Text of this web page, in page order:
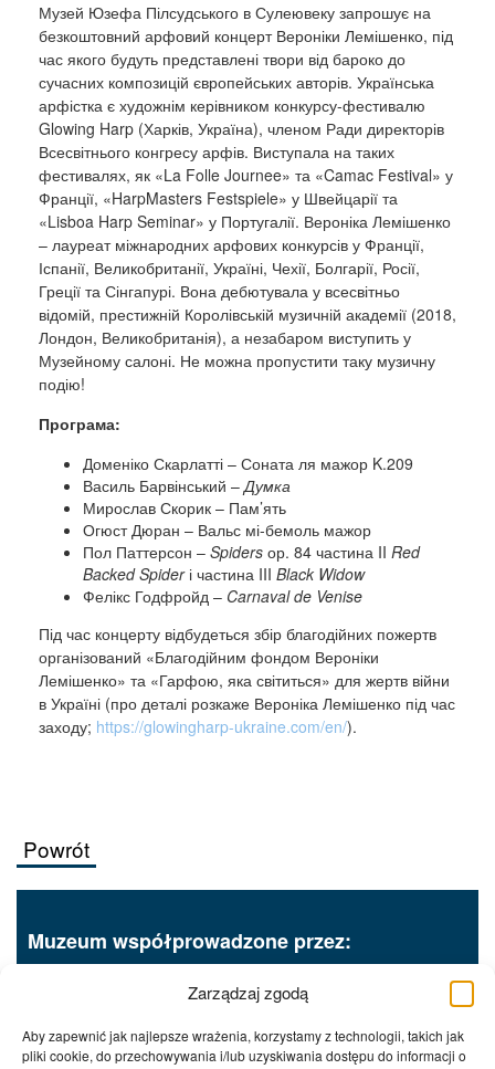
Zarządzaj zgodą
Aby zapewnić jak najlepsze wrażenia, korzystamy z technologii, takich jak
pliki cookie, do przechowywania i/lub uzyskiwania dostępu do informacji o
Музей Юзефа Пілсудського в Сулеювеку запрошує на
безкоштовний арфовий концерт Вероніки Лемішенко, під
час якого будуть представлені твори від бароко до
сучасних композицій європейських авторів. Українська
арфістка є художнім керівником конкурсу-фестивалю
Glowing Harp (Харків, Україна), членом Ради директорів
Всесвітнього конгресу арфів. Виступала на таких
фестивалях, як «La Folle Journee» та «Camac Festival» у
Франції, «HarpMasters Festspiele» у Швейцарії та
«Lisboa Harp Seminar» у Португалії. Вероніка Лемішенко
– лауреат міжнародних арфових конкурсів у Франції,
Іспанії, Великобританії, Україні, Чехії, Болгарії, Росії,
Греції та Сінгапурі. Вона дебютувала у всесвітньо
відомій, престижній Королівській музичній академії (2018,
Лондон, Великобританія), а незабаром виступить у
Музейному салоні. Не можна пропустити таку музичну
подію!
Програма:
Доменіко Скарлатті – Соната ля мажор K.209
Василь Барвінський –Думка
Мирослав Скорик – Пам’ять
Огюст Дюран – Вальс мі-бемоль мажор
Пол Паттерсон – Spiders ор. 84 частина II Red
Backed Spiderі частина III Black Widow
Фелікс Годфройд – Carnaval de Venise
Під час концерту відбудеться збір благодійних пожертв
організований «Благодійним фондом Вероніки
Лемішенко» та «Гарфою, яка світиться» для жертв війни
в Україні (про деталі розкаже Вероніка Лемішенко під час
заходу; https://glowingharp-ukraine.com/en/).
Powrót
Muzeum współprowadzone przez: